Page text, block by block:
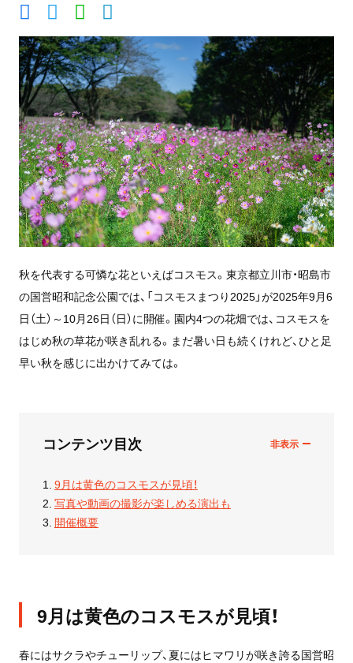
秋を代表する可憐な花といえばコスモス。東京都立川市・昭島市
の国営昭和記念公園では、「コスモスまつり2025」が2025年9月6
日（土）～10月26日（日）に開催。園内4つの花畑では、コスモスを
はじめ秋の草花が咲き乱れる。まだ暑い日も続くけれど、ひと足
早い秋を感じに出かけてみては。
コンテンツ目次
9月は黄色のコスモスが見頃！
写真や動画の撮影が楽しめる演出も
開催概要
9月は黄色のコスモスが見頃！
春にはサクラやチューリップ、夏にはヒマワリが咲き誇る国営昭